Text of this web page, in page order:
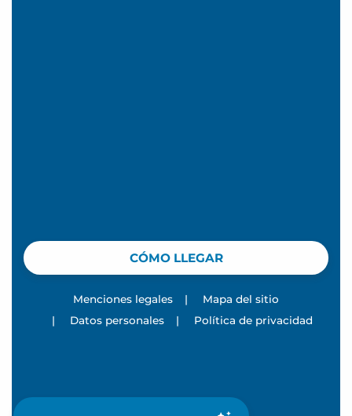
CÓMO LLEGAR
Menciones legales |
Mapa del sitio
|
Datos personales | Política de privacidad